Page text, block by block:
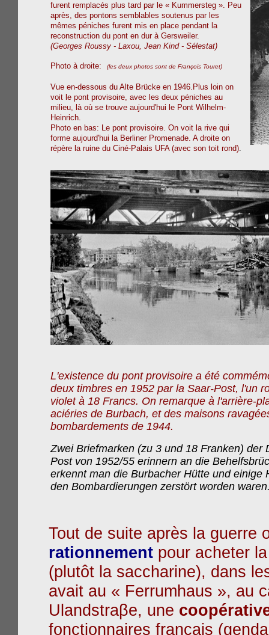
furent remplacés plus tard par le « Kummersteg ». Peu
après, des pontons semblables soutenus par les
mêmes péniches furent mis en place pendant la
reconstruction du pont en dur à Gersweiler.
(Georges Roussy - Laxou, Jean Kind - Sélestat)
Photo à droite: (les deux photos sont de François Touret)
Vue en-dessous du Alte Brücke en 1946.Plus loin on
voit le pont provisoire, avec les deux péniches au
milieu, là où se trouve aujourd'hui le Pont Wilhelm-
Heinrich.
Photo en bas: Le pont provisoire. On voit la rive qui
forme aujourd'hui la Berliner Promenade. A droite on
répère la ruine du Ciné-Palais UFA (avec son toit rond).
L'existence du pont provisoire a été
deuxtimbres en 1952 par la Saar-Post, l'un
violet à 18 Francs. On remarque à l'arrière-
aciéries de Burbach, et des maisons
bombardements de 1944.
Zwei Briefmarken (zu 3 und 18 Franken) der
Post von 1952/55 erinnern an die
erkennt man die Burbacher Hütte und einige
den Bombardierungen zerstört worden
Tout de suite après la guerre
rationnement pour acheter
(plutôt la saccharine), dans
avait au « Ferrumhaus », au
Ulandstraβe, une
fonctionnaires français (